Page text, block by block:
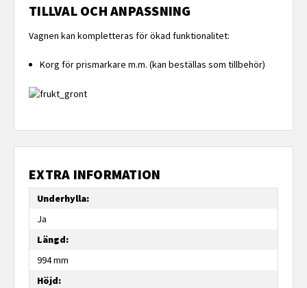
TILLVAL OCH ANPASSNING
Vagnen kan kompletteras för ökad funktionalitet:
Korg för prismarkare m.m. (kan beställas som tillbehör)
EXTRA INFORMATION
Underhylla:
Ja
Längd:
994 mm
Höjd: